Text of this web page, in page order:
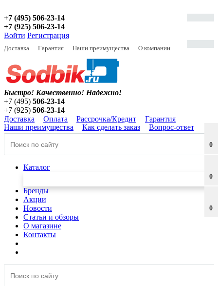
+7 (495) 506-23-14
+7 (925) 506-23-14
Войти Регистрация
Доставка Гарантия Наши преимущества О компании
0
0
0
Быстро! Качественно! Надежно!
+7 (495) 506-23-14
+7 (925) 506-23-14
Доставка
Оплата Рассрочка/Кредит
Гарантия
Наши преимущества
Как сделать заказ Вопрос-ответ
Каталог
Бренды
Акции
Новости
Статьи и обзоры
О магазине
Контакты